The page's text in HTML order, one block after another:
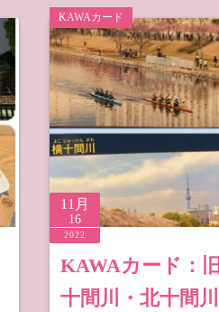
KAWAカード
11月
16
2022
KAWAカード：
十間川・北十間